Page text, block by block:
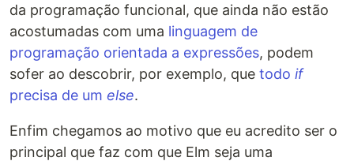
da programação funcional, que ainda não estão
acostumadas com uma linguagem de
programação orientada a expressões, podem
sofer ao descobrir, por exemplo, que todo if
precisa de um else.
Enfim chegamos ao motivo que eu acredito ser o
principal que faz com que Elm seja uma